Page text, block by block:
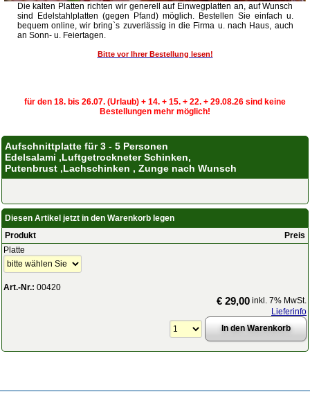
Die kalten Platten richten wir generell auf Einwegplatten an, auf Wunsch
sind Edelstahlplatten (gegen Pfand) möglich. Bestellen Sie einfach u.
bequem online, wir bring`s zuverlässig in die Firma u. nach Haus, auch
an Sonn- u. Feiertagen.
Bitte vor Ihrer Bestellung lesen!
für den 18. bis 26.07. (Urlaub) + 14. + 15. + 22. + 29.08.26 sind keine
Bestellungen mehr möglich!
Aufschnittplatte für 3 - 5 Personen
Edelsalami ,Luftgetrockneter Schinken,
Putenbrust ,Lachschinken , Zunge nach Wunsch
Diesen Artikel jetzt in den Warenkorb legen
Produkt
Preis
Platte
Art.-Nr.: 00420
€ 29,00 inkl. 7% MwSt.
Lieferinfo